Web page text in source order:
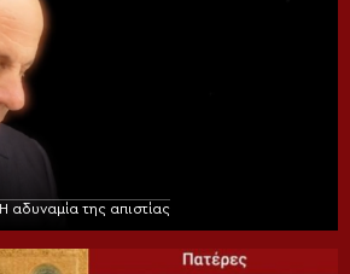
αδυναμία της απιστίας